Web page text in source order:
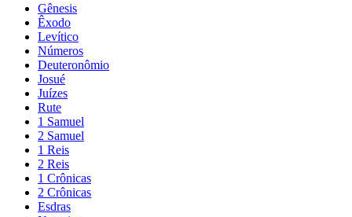
Gênesis
Êxodo
Levítico
Números
Deuteronômio
Josué
Juízes
Rute
1 Samuel
2 Samuel
1 Reis
2 Reis
1 Crônicas
2 Crônicas
Esdras